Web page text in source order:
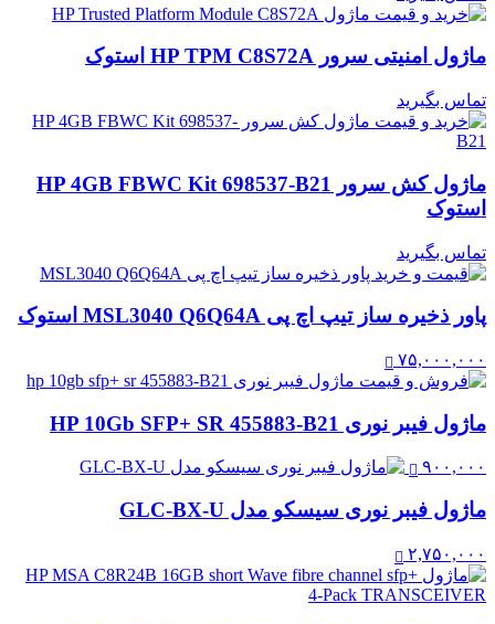
ماژول امنیتی سرور HP TPM C8S72A استوک
تماس بگیرید
ماژول کش سرور HP 4GB FBWC Kit 698537-B21
استوک
تماس بگیرید
پاور ذخیره ساز تیپ اچ پی MSL3040 Q6Q64A استوک
۷۵,۰۰۰,۰۰۰
ماژول فیبر نوری HP 10Gb SFP+ SR 455883-B21
۹۰۰,۰۰۰
ماژول فیبر نوری سیسکو مدل GLC-BX-U
۲,۷۵۰,۰۰۰